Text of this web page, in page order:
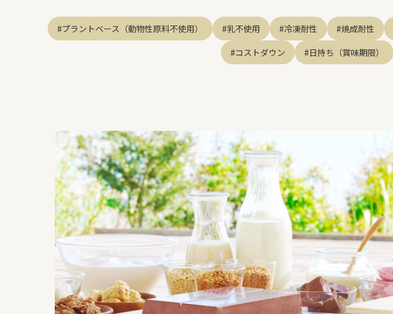
#プラントベース（動物性原料不使用） #乳不使用 #冷凍耐性 #焼成耐性
#コストダウン
#日持ち（賞味期限）